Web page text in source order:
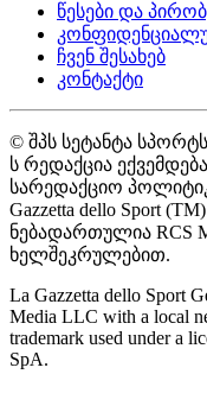
წესები და
ჩვენ შესახებ
კონტაქტი
© შპს სეტანტა სპორტს
ს რედაქცია
სარედაქციო
Gazzetta dello Sport
ნებადართულია RCS
ხელშეკრულებით.
La Gazzetta dello Sport
Media LLC with a local
trademark used under a
SpA.